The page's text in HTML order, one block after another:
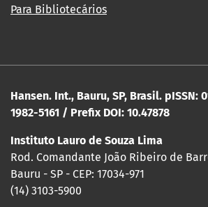
Para Bibliotecários
Hansen. Int., Bauru, SP, Brasil. pISSN:
1982-5161 / Prefix DOI: 10.47878
Instituto Lauro de Souza Lima
Rod. Comandante João Ribeiro de
Bauru - SP - CEP: 17034-971
(14) 3103-5900